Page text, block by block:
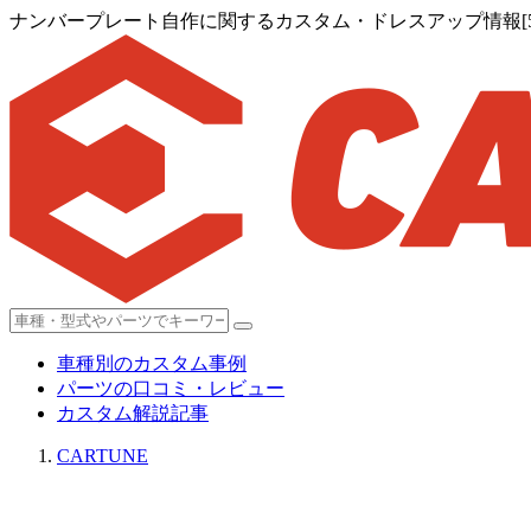
ナンバープレート自作に関するカスタム・ドレスアップ情報
車種別のカスタム事例
パーツの口コミ・レビュー
カスタム解説記事
CARTUNE